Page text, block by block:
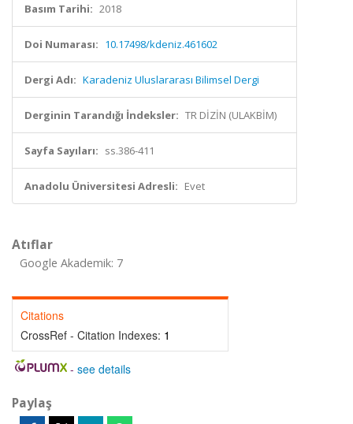
Basım Tarihi: 2018
Doi Numarası: 10.17498/kdeniz.461602
Dergi Adı: Karadeniz Uluslararası Bilimsel Dergi
Derginin Tarandığı İndeksler: TR DİZİN (ULAKBİM)
Sayfa Sayıları: ss.386-411
Anadolu Üniversitesi Adresli: Evet
Atıflar
Google Akademik: 7
Citations
CrossRef - Citation Indexes: 1
- see details
Paylaş